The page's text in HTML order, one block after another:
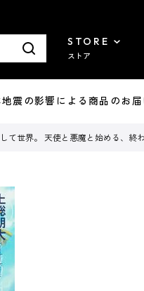
STORE
ストア
の影響による商品のお届
て世界。 天使と悪魔と始める、終